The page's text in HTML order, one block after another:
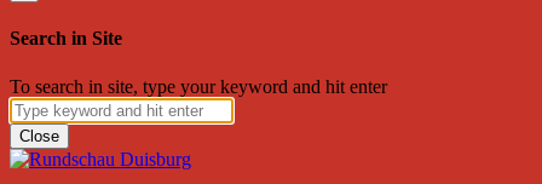
Search in Site
To search in site, type your keyword and hit enter
Close